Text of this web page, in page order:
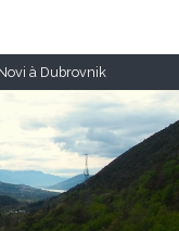
à Dubrovnik